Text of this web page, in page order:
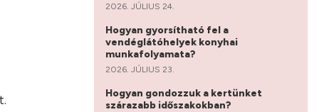
2026. JÚLIUS 24.
Hogyan gyorsítható fel a
vendéglátóhelyek konyhai
munkafolyamata?
2026. JÚLIUS 23.
Hogyan gondozzuk a kertünket
szárazabb időszakokban?